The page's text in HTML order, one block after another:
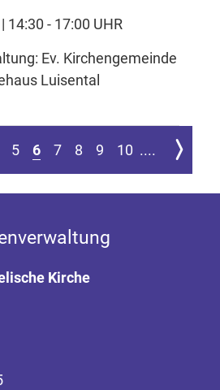
14:30 - 17:00 UHR
Ev. Kirchengemeinde
Luisental
5 6 7 8 9 10 .... Zur
Kirche